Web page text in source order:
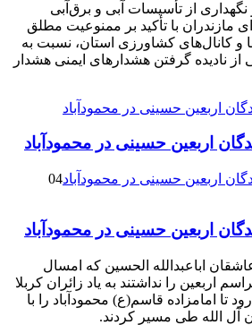
نگهداری از تأسیسات آبی و برق‌آبی
با تأکید بر ممنوعیت مطلق
و کانال‌های کشاورزی استان، نسبت به
نادیده گرفتن هشدارهای ایمنی هشدار
اربعین حسینی در محمودآباد
04
اربعین حسینی در محمودآباد
عاشقان اباعبدالله الحسین که امسال
اربعین را نداشتند به یاد زائران کربلا
تا امامزاده قاسم(ع) محمودآباد را با
آل الله طی مسیر کردند.